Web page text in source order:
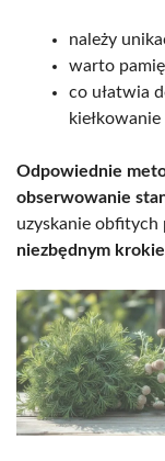
należy
warto
co ułatwia
Odpowiednie
obserwowanie
uzyskanie obfitych
niezbędnym